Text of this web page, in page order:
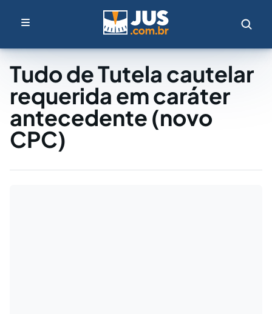
Tudo de Tutela cautelar
requerida em caráter
antecedente (novo
CPC)